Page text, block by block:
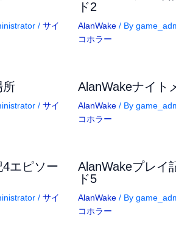
/ サイ
ド2
AlanWake / By
コホラー
所
/ サイ
AlanWakeナイト
AlanWake / By
コホラー
エピソー
/ サイ
AlanWakeプレイ
ド5
AlanWake / By
コホラー